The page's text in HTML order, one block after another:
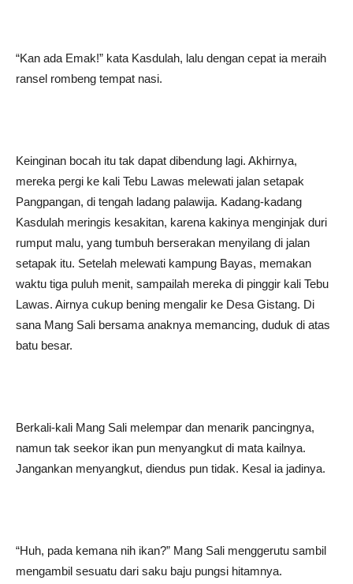
“Kan ada Emak!” kata Kasdulah, lalu dengan cepat ia meraih
ransel rombeng tempat nasi.
Keinginan bocah itu tak dapat dibendung lagi. Akhirnya,
mereka pergi ke kali Tebu Lawas melewati jalan setapak
Pangpangan, di tengah ladang palawija. Kadang-kadang
Kasdulah meringis kesakitan, karena kakinya menginjak duri
rumput malu, yang tumbuh berserakan menyilang di jalan
setapak itu. Setelah melewati kampung Bayas, memakan
waktu tiga puluh menit, sampailah mereka di pinggir kali Tebu
Lawas. Airnya cukup bening mengalir ke Desa Gistang. Di
sana Mang Sali bersama anaknya memancing, duduk di atas
batu besar.
Berkali-kali Mang Sali melempar dan menarik pancingnya,
namun tak seekor ikan pun menyangkut di mata kailnya.
Jangankan menyangkut, diendus pun tidak. Kesal ia jadinya.
“Huh, pada kemana nih ikan?” Mang Sali menggerutu sambil
mengambil sesuatu dari saku baju pungsi hitamnya.